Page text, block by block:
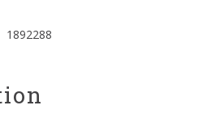
1892288